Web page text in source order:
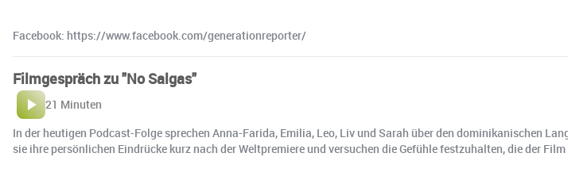
Facebook: ⁠https://www.facebook.com/generationreporter/
Filmgespräch zu "No Salgas"
21 Minuten
In der heutigen Podcast-Folge sprechen Anna-Farida, Emilia, Leo, Liv und Sarah über den dominikanischen
sie ihre persönlichen Eindrücke kurz nach der Weltpremiere und versuchen die Gefühle festzuhalten, die der